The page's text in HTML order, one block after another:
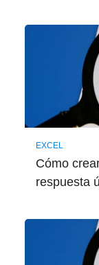
EXCEL
Cómo
respuesta